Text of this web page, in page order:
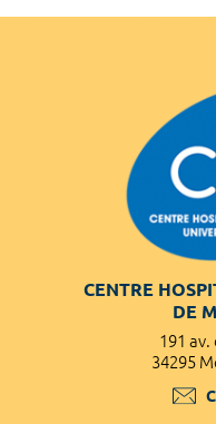
CENTRE
DE
191
34295